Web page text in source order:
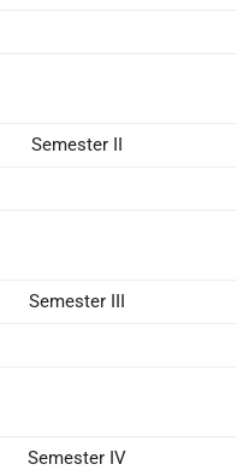
Semester II
Semester III
Semester IV